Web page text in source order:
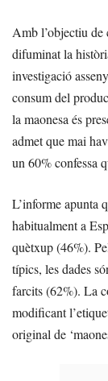
Amb l’objectiu de
difuminat la
investigació
consum del
la maonesa és
admet que mai
un 60% confessa
L’informe apunta
habitualment a
quètxup (46%).
típics, les dades
farcits (62%). La
modificant
original de